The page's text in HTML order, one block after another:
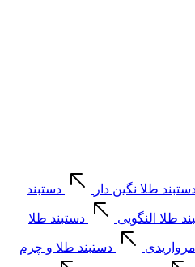
طلا نگین دار دستبند
طلا النگویی دستبند طلا
دستبند طلا و چرم